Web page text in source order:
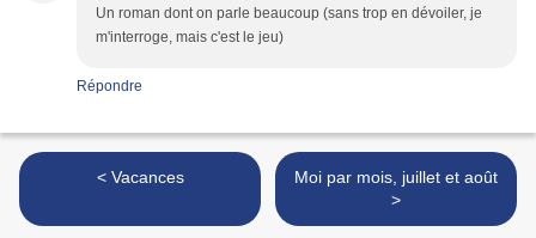
Un roman dont on parle beaucoup (sans trop en dévoiler, je
m'interroge, mais c'est le jeu)
Répondre
< Vacances
Moi par mois, juillet et août
>